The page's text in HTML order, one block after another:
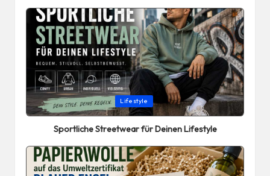
Posted
in
Lifestyle
Sportliche Streetwear für Deinen Lifestyle